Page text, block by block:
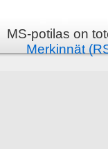
MS-potilas on
Merkinnät